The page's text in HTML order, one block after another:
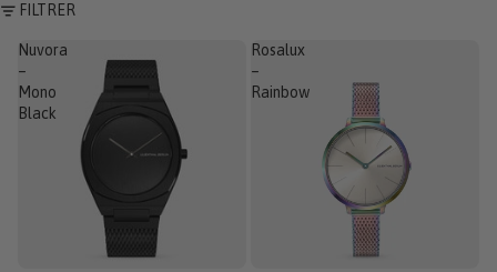
FILTRER
Nuvora
–
Mono
Black
Rosalux
–
Rainbow